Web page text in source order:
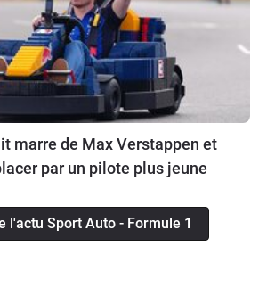
marre de Max Verstappen et
par un pilote plus jeune
l'actu Sport Auto - Formule 1